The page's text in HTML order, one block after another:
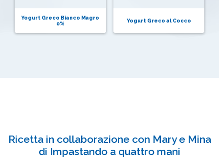
Yogurt Greco Bianco Magro
0%
Yogurt Greco al Cocco
Ricetta in collaborazione con Mary e Mina
di Impastando a quattro mani